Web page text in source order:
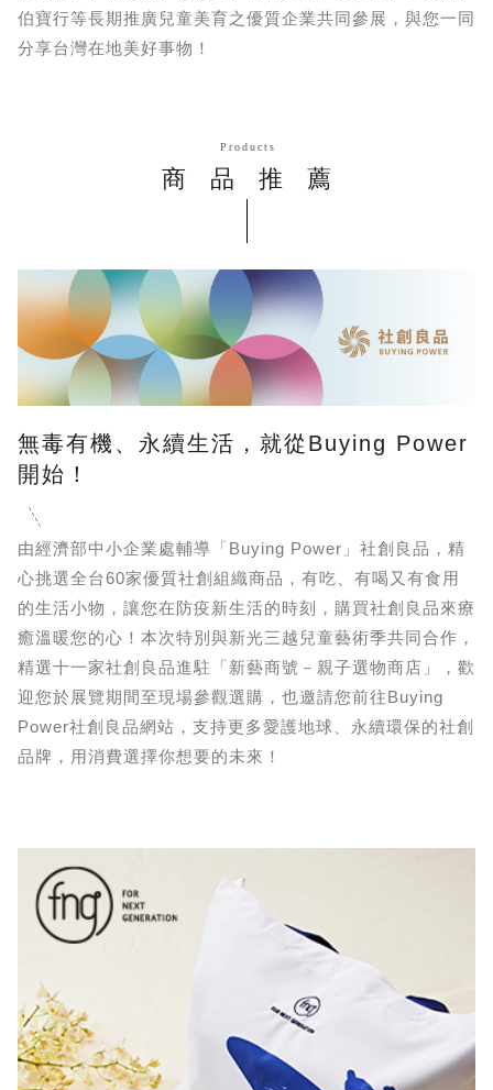
伯寶行等長期推廣兒童美育之優質企業共同參展，與您一同
分享台灣在地美好事物！
Products
商品推薦
無毒有機、永續生活，就從Buying Power
開始！
由經濟部中小企業處輔導「Buying Power」社創良品，精
心挑選全台60家優質社創組織商品，有吃、有喝又有食用
的生活小物，讓您在防疫新生活的時刻，購買社創良品來療
癒溫暖您的心！本次特別與新光三越兒童藝術季共同合作，
精選十一家社創良品進駐「新藝商號－親子選物商店」，歡
迎您於展覽期間至現場參觀選購，也邀請您前往Buying
Power社創良品網站，支持更多愛護地球、永續環保的社創
品牌，用消費選擇你想要的未來！